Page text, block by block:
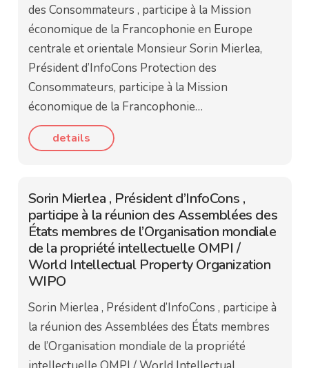
des Consommateurs , participe à la Mission
économique de la Francophonie en Europe
centrale et orientale Monsieur Sorin Mierlea,
Président d’InfoCons Protection des
Consommateurs, participe à la Mission
économique de la Francophonie…
details
Sorin Mierlea , Président d’InfoCons ,
participe à la réunion des Assemblées des
États membres de l’Organisation mondiale
de la propriété intellectuelle OMPI /
World Intellectual Property Organization
WIPO
Sorin Mierlea , Président d’InfoCons , participe à
la réunion des Assemblées des États membres
de l’Organisation mondiale de la propriété